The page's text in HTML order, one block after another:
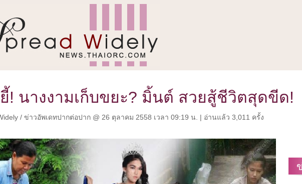
! นางงามเก็บขยะ? มิ้นต์ สวยสู้ชีวิตสุดขีด!
/ ข่าวอัพเดทปากต่อปาก @ 26 ตุลาคม 2558 เวลา 09:19 น. | อ่านแล้ว 3,011 ครั้ง